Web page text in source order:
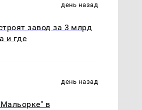
день назад
завод за 3 млрд
и где
день назад
в